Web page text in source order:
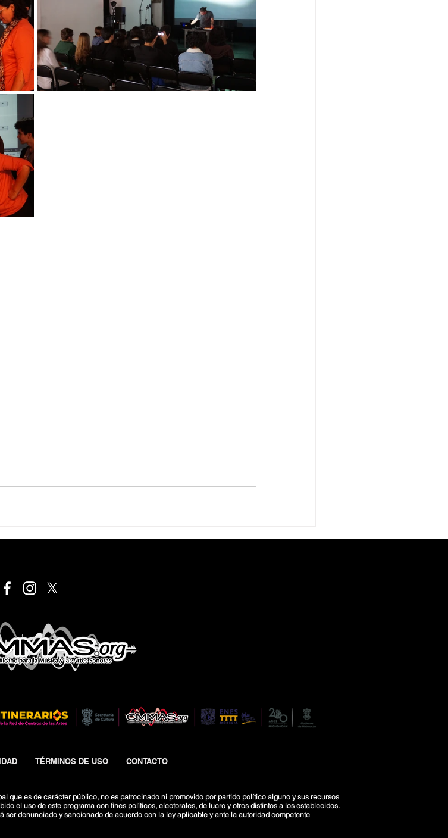
TÉRMINOS DE USO CONTACTO
que es de carácter público, no es patrocinado ni promovido por partido político alguno y sus recursos
el uso de este programa con fines políticos, electorales, de lucro y otros distintos a los establecidos.
ser denunciado y sancionado de acuerdo con la ley aplicable y ante la autoridad competente